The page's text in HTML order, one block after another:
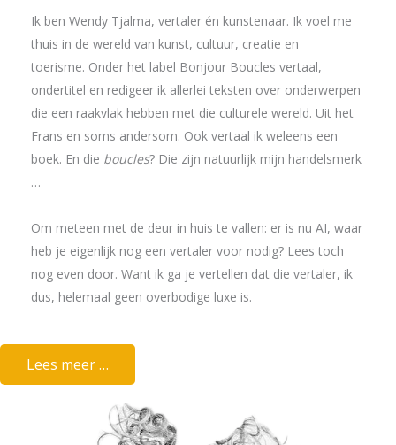
Ik ben Wendy Tjalma, vertaler én kunstenaar. Ik voel me
thuis in de wereld van kunst, cultuur, creatie en
toerisme. Onder het label Bonjour Boucles vertaal,
ondertitel en redigeer ik allerlei teksten over onderwerpen
die een raakvlak hebben met die culturele wereld. Uit het
Frans en soms andersom. Ook vertaal ik weleens een
boek. En die boucles? Die zijn natuurlijk mijn handelsmerk
…
Om meteen met de deur in huis te vallen: er is nu AI, waar
heb je eigenlijk nog een vertaler voor nodig? Lees toch
nog even door. Want ik ga je vertellen dat die vertaler, ik
dus, helemaal geen overbodige luxe is.
Lees meer …